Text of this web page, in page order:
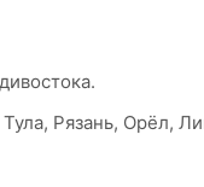
Рязань, Орёл,